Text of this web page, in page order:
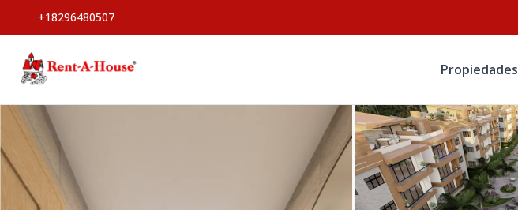
+18296480507
Propiedades